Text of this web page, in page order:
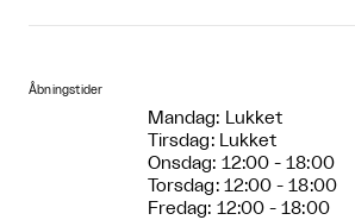
Åbningstider
Mandag: Lukket
Tirsdag: Lukket
Onsdag: 12:00 - 18:00
Torsdag: 12:00 - 18:00
Fredag: 12:00 - 18:00